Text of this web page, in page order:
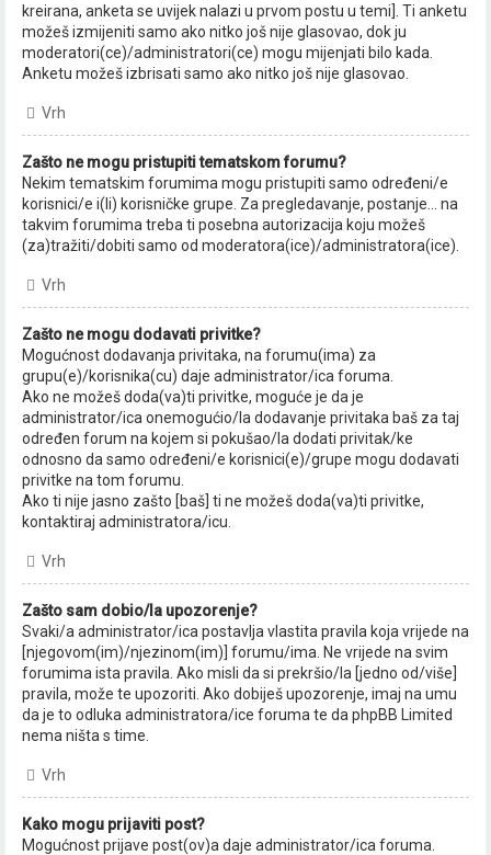
kreirana, anketa se uvijek nalazi u prvom postu u temi]. Ti anketu
možeš izmijeniti samo ako nitko još nije glasovao, dok ju
moderatori(ce)/administratori(ce) mogu mijenjati bilo kada.
Anketu možeš izbrisati samo ako nitko još nije glasovao.
Vrh
Zašto ne mogu pristupiti tematskom forumu?
Nekim tematskim forumima mogu pristupiti samo određeni/e
korisnici/e i(li) korisničke grupe. Za pregledavanje, postanje... na
takvim forumima treba ti posebna autorizacija koju možeš
(za)tražiti/dobiti samo od moderatora(ice)/administratora(ice).
Vrh
Zašto ne mogu dodavati privitke?
Mogućnost dodavanja privitaka, na forumu(ima) za
grupu(e)/korisnika(cu) daje administrator/ica foruma.
Ako ne možeš doda(va)ti privitke, moguće je da je
administrator/ica onemogućio/la dodavanje privitaka baš za taj
određen forum na kojem si pokušao/la dodati privitak/ke
odnosno da samo određeni/e korisnici(e)/grupe mogu dodavati
privitke na tom forumu.
Ako ti nije jasno zašto [baš] ti ne možeš doda(va)ti privitke,
kontaktiraj administratora/icu.
Vrh
Zašto sam dobio/la upozorenje?
Svaki/a administrator/ica postavlja vlastita pravila koja vrijede na
[njegovom(im)/njezinom(im)] forumu/ima. Ne vrijede na svim
forumima ista pravila. Ako misli da si prekršio/la [jedno od/više]
pravila, može te upozoriti. Ako dobiješ upozorenje, imaj na umu
da je to odluka administratora/ice foruma te da phpBB Limited
nema ništa s time.
Vrh
Kako mogu prijaviti post?
Mogućnost prijave post(ov)a daje administrator/ica foruma.